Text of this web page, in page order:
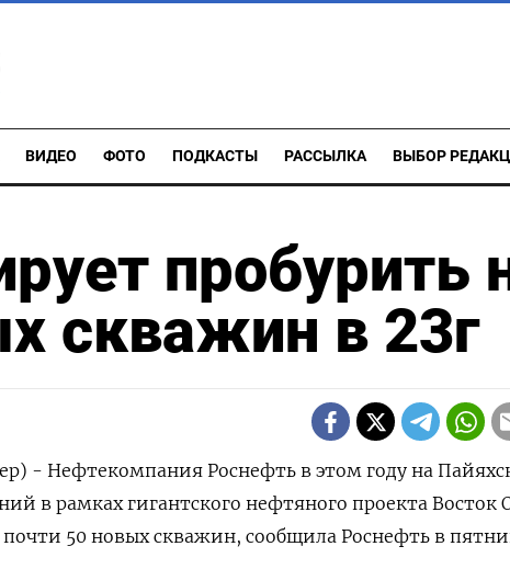
ВИДЕО ФОТО ПОДКАСТЫ РАССЫЛКА ВЫБОР
пробурить
скважин в 23г
- Нефтекомпания Роснефть в этом году на
в рамках гигантского нефтяного проекта Восток
50 новых скважин, сообщила Роснефть в